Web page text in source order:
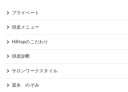
プライベート
頭皮メニュー
Hilltopのこだわり
頭皮診断
サロンワークスタイル
冨永 のぞみ